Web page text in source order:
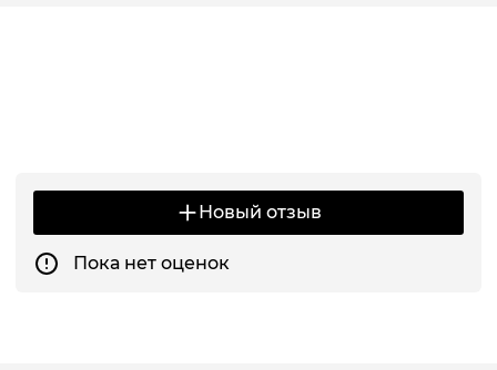
Пока нет оценок
Новый отзыв